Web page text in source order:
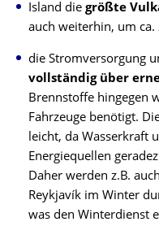
Island die größte
auch weiterhin, um ca.
die Stromversorgung
vollständig über
Brennstoffe hingegen
Fahrzeuge benötigt.
leicht, da Wasserkraft
Energiequellen
Daher werden z.B.
Reykjavík im Winter
was den Winterdienst